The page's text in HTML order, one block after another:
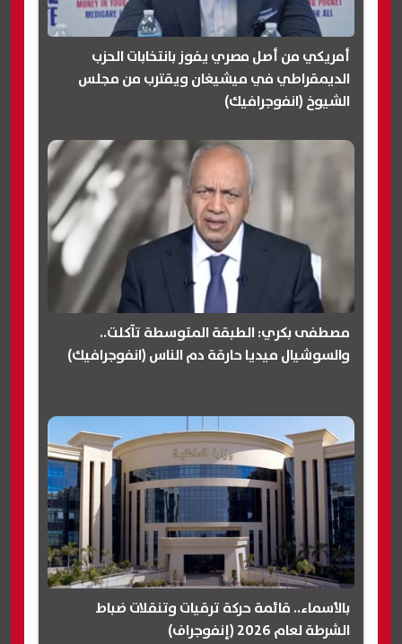
أمريكي من أصل مصري يفوز بانتخابات الحزب
الديمقراطي في ميشيغان ويقترب من مجلس
الشيوخ (انفوجرافيك)
مصطفى بكري: الطبقة المتوسطة تآكلت..
والسوشيال ميديا حارقة دم الناس (انفوجرافيك)
بالأسماء.. قائمة حركة ترقيات وتنقلات ضباط
الشرطة لعام 2026 (إنفوجراف)